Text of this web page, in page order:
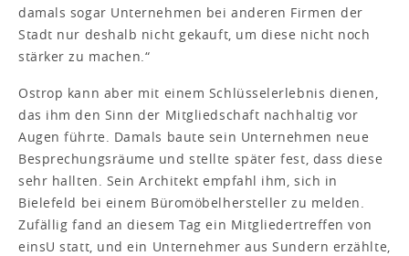
damals sogar Unternehmen bei anderen Firmen der
Stadt nur deshalb nicht gekauft, um diese nicht noch
stärker zu machen.“
Ostrop kann aber mit einem Schlüsselerlebnis dienen,
das ihm den Sinn der Mitgliedschaft nachhaltig vor
Augen führte. Damals baute sein Unternehmen neue
Besprechungsräume und stellte später fest, dass diese
sehr hallten. Sein Architekt empfahl ihm, sich in
Bielefeld bei einem Büromöbelhersteller zu melden.
Zufällig fand an diesem Tag ein Mitgliedertreffen von
einsU statt, und ein Unternehmer aus Sundern erzählte,